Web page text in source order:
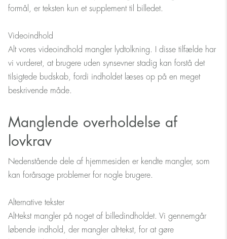
formål, er teksten kun et supplement til billedet.
Videoindhold
Alt vores videoindhold mangler lydtolkning. I disse tilfælde har
vi vurderet, at brugere uden synsevner stadig kan forstå det
tilsigtede budskab, fordi indholdet læses op på en meget
beskrivende måde.
Manglende overholdelse af
lovkrav
Nedenstående dele af hjemmesiden er kendte mangler, som
kan forårsage problemer for nogle brugere.
Alternative tekster
Alt-tekst mangler på noget af billedindholdet. Vi gennemgår
løbende indhold, der mangler alt-tekst, for at gøre